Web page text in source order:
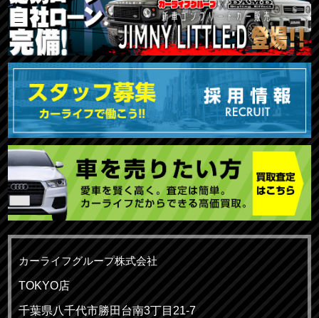
カーライフグループ株式会社
TOKYO店
千葉県八千代市勝田台南3丁目21-7